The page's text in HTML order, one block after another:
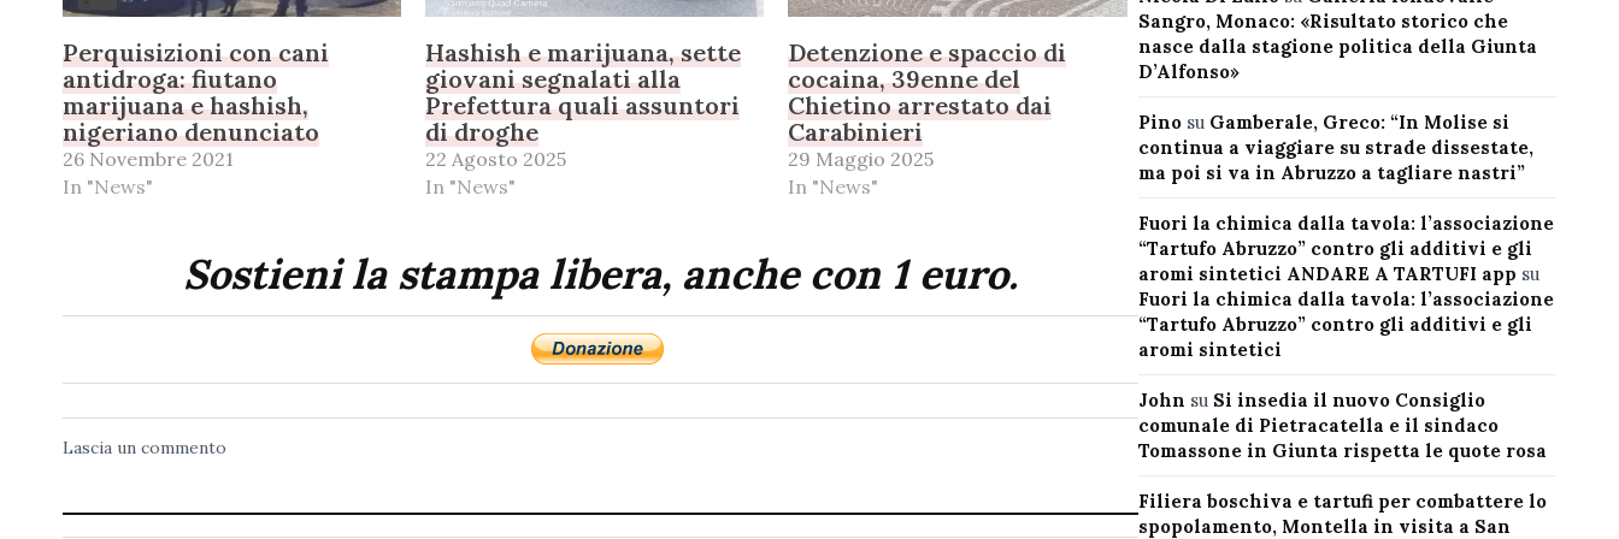
Perquisizioni con cani
antidroga: fiutano
marijuana e hashish,
nigeriano denunciato
26 Novembre 2021
In "News"
Hashish e marijuana, sette
giovani segnalati alla
Prefettura quali assuntori
di droghe
22 Agosto 2025
In "News"
Detenzione e spaccio di
cocaina, 39enne del
Chietino arrestato dai
Carabinieri
29 Maggio 2025
In "News"
Sostieni la stampa libera, anche con 1 euro.
Lascia un commento
Sangro, Monaco: «Risultato storico che
nasce dalla stagione politica della Giunta
D’Alfonso»
Pinosu Gamberale, Greco: “In Molise si
continua a viaggiare su strade dissestate,
ma poi si va in Abruzzo a tagliare nastri”
Fuori la chimica dalla tavola: l’associazione
“Tartufo Abruzzo” contro gli additivi e gli
aromi sintetici ANDARE A TARTUFI app su
Fuori la chimica dalla tavola: l’associazione
“Tartufo Abruzzo” contro gli additivi e gli
aromi sintetici
John su Si insedia il nuovo Consiglio
comunale di Pietracatella e il sindaco
Tomassone in Giunta rispetta le quote rosa
Filiera boschiva e tartufi per combattere lo
spopolamento, Montella in visita a San